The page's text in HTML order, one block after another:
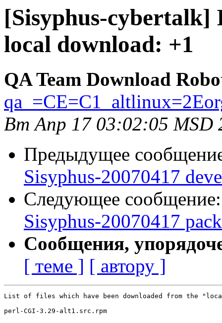
[Sisyphus-cybertalk]
local download: +1
QA Team Download
Вт Апр 17 03:02:05 MSD
Предыдущее
Sisyphus-20070417
Следующее
Sisyphus-20070417
Сообщения,
[ теме ] [ автору ]
List of files which have been downloaded from the
perl-CGI-3.29-alt1.src.rpm